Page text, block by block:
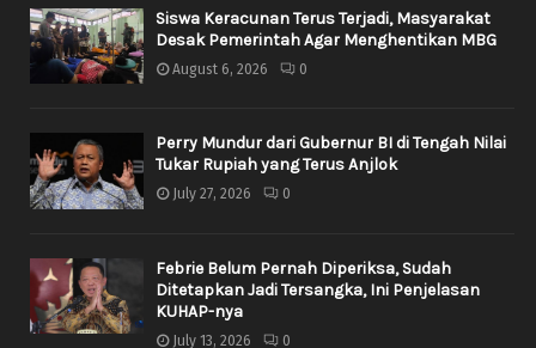
Siswa Keracunan Terus Terjadi, Masyarakat
Desak Pemerintah Agar Menghentikan MBG
August 6, 2026 0
Perry Mundur dari Gubernur BI di Tengah Nilai
Tukar Rupiah yang Terus Anjlok
July 27, 2026 0
Febrie Belum Pernah Diperiksa, Sudah
Ditetapkan Jadi Tersangka, Ini Penjelasan
KUHAP-nya
July 13, 2026 0